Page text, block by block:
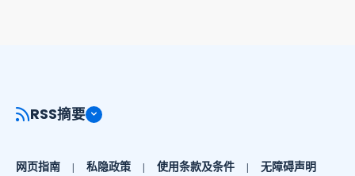
RSS摘要
网页指南 私隐政策 使用条款及条件 无障碍声明